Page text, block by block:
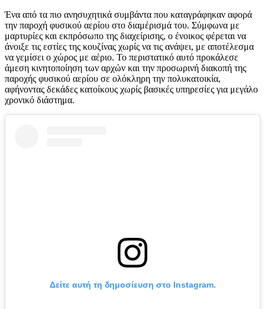
Ένα από τα πιο ανησυχητικά συμβάντα που καταγράφηκαν αφορά
την παροχή φυσικού αερίου στο διαμέρισμά του. Σύμφωνα με
μαρτυρίες και εκπρόσωπο της διαχείρισης, ο ένοικος φέρεται να
άνοιξε τις εστίες της κουζίνας χωρίς να τις ανάψει, με αποτέλεσμα
να γεμίσει ο χώρος με αέριο. Το περιστατικό αυτό προκάλεσε
άμεση κινητοποίηση των αρχών και την προσωρινή διακοπή της
παροχής φυσικού αερίου σε ολόκληρη την πολυκατοικία,
αφήνοντας δεκάδες κατοίκους χωρίς βασικές υπηρεσίες για μεγάλο
χρονικό διάστημα.
Δείτε αυτή τη δημοσίευση στο Instagram.